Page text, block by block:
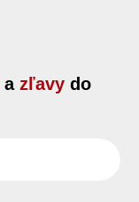
a zľavy do